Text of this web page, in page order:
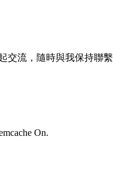
交流，隨時與我保持聯繫
On.